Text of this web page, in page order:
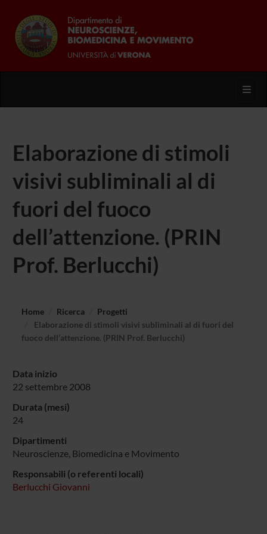
Elaborazione di stimoli
visivi subliminali al di
fuori del fuoco
dell’attenzione. (PRIN
Prof. Berlucchi)
Home Ricerca
Progetti
Elaborazione di stimoli visivi subliminali al di fuori del
fuoco dell’attenzione. (PRIN Prof. Berlucchi)
Data inizio
22 settembre 2008
Durata (mesi)
24
Dipartimenti
Neuroscienze, Biomedicina e Movimento
Responsabili (o referenti locali)
Berlucchi Giovanni